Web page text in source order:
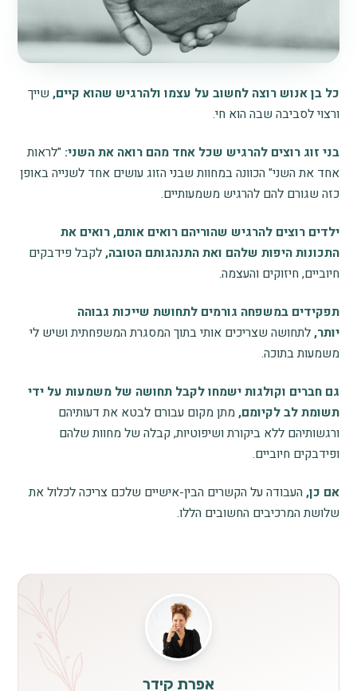
כל בן אנוש רוצה לחשוב על עצמו ולהרגיש שהוא קיים,שייך
ורצוי לסביבה שבה הוא חי.
בני זוג רוצים להרגיש שכל אחד מהם רואה את השני: "לראות
אחד את השני" הכוונה במחוות שבני הזוג עושים אחד לשנייה באופן
כזה שגורם להם להרגיש משמעותיים.
ילדים רוצים להרגיש שהוריהם רואים אותם, רואים את
התכונות היפות שלהם ואת התנהגותם הטובה,לקבל פידבקים
חיוביים, חיזוקים והעצמה.
תפקידים במשפחה גורמים לתחושת שייכות גבוהה
יותר,לתחושה שצריכים אותי בתוך המסגרת המשפחתית ושיש לי
משמעות בתוכה.
גם חברים וקולגות ישמחו לקבל תחושה של משמעות על ידי
תשומת לב לקיומם,מתן מקום עבורם לבטא את דעותיהם
ורגשותיהם ללא ביקורת ושיפוטיות, קבלה של מחוות שלהם
ופידבקים חיוביים.
אם כן,העבודה על הקשרים הבין-אישיים שלכם צריכה לכלול את
שלושת המרכיבים החשובים הללו.
אפרת קידר